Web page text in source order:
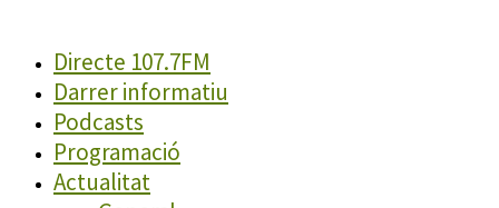
Directe 107.7FM
Darrer informatiu
Podcasts
Programació
Actualitat